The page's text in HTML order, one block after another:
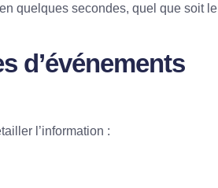
quelques secondes, quel que soit le
d’événements
l’information :